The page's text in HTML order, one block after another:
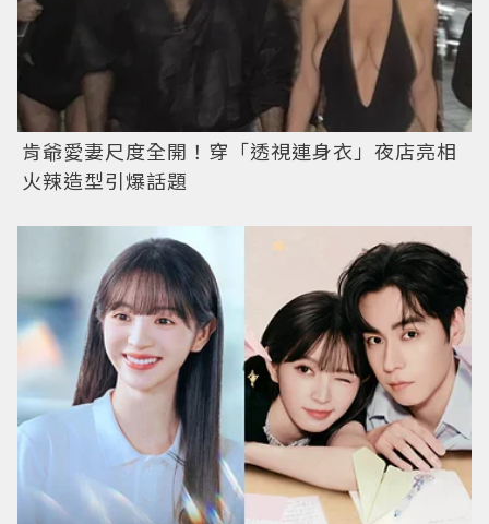
肯爺愛妻尺度全開！穿「透視連身衣」夜店亮相
火辣造型引爆話題